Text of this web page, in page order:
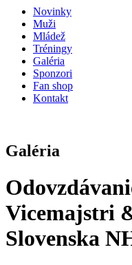
Novinky
Muži
Mládež
Tréningy
Galéria
Sponzori
Fan shop
Kontakt
Galéria
Vicemajstri
Slovenska